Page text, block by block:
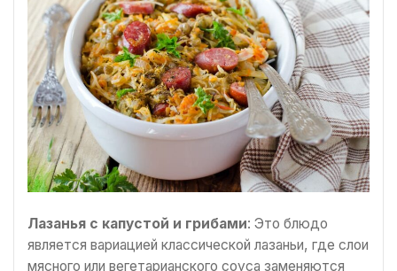
Лазанья с капустой и грибами: Это блюдо
является вариацией классической лазаньи, где слои
мясного или вегетарианского соуса заменяются